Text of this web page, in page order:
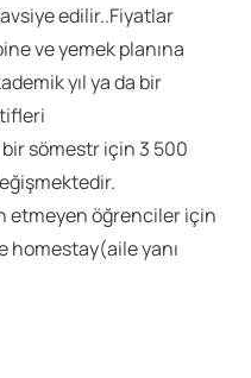
edilir..Fiyatlar
ve yemek planına
yıl ya da bir
sömestr için 3 500
etmeyen öğrenciler için
homestay(aile yanı